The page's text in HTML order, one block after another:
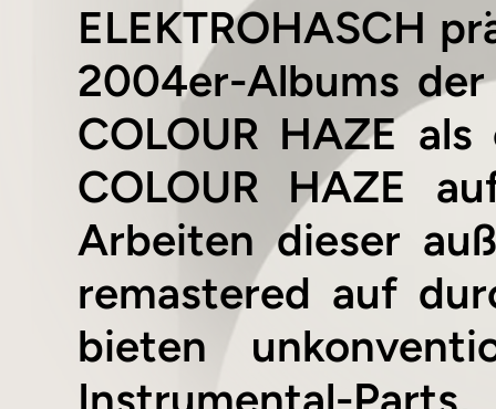
ELEKTROHASCH
2004er-Albums
COLOUR HAZE
COLOUR HAZE
Arbeiten dieser
remastered auf
bieten